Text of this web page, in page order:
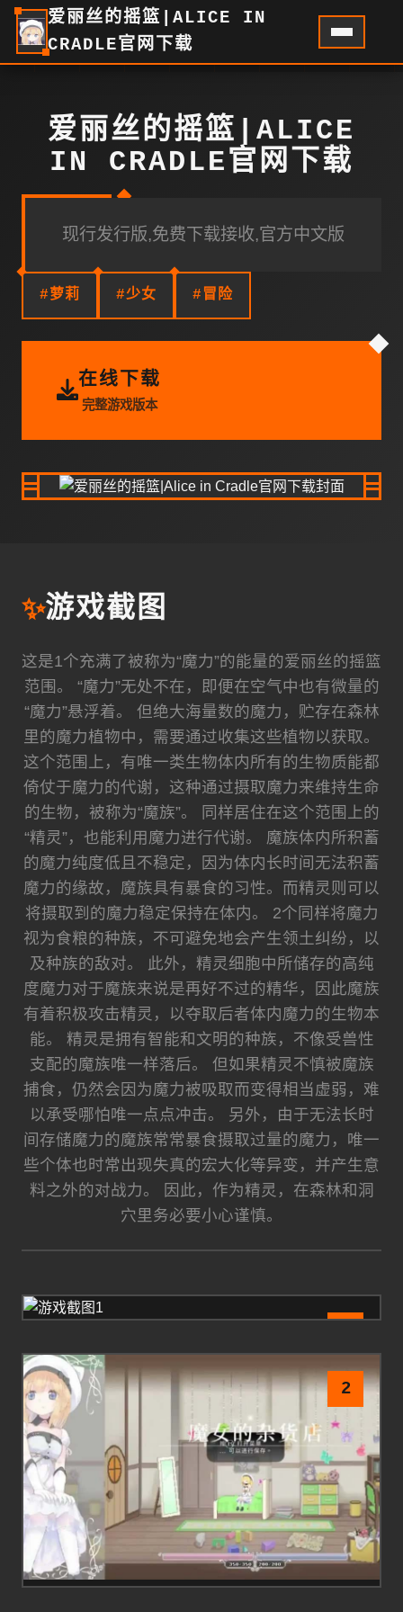
爱丽丝的摇篮|ALICE IN
CRADLE官网下载
爱丽丝的摇篮|ALICE
IN CRADLE官网下载
现行发行版,免费下载接收,官方中文版
#萝莉 #少女 #冒险
在线下载
完整游戏版本
✨游戏截图
这是1个充满了被称为“魔力”的能量的爱丽丝的摇篮
范围。 “魔力”无处不在，即便在空气中也有微量的
“魔力”悬浮着。 但绝大海量数的魔力，贮存在森林
里的魔力植物中，需要通过收集这些植物以获取。
这个范围上，有唯一类生物体内所有的生物质能都
倚仗于魔力的代谢，这种通过摄取魔力来维持生命
的生物，被称为“魔族”。 同样居住在这个范围上的
“精灵”，也能利用魔力进行代谢。 魔族体内所积蓄
的魔力纯度低且不稳定，因为体内长时间无法积蓄
魔力的缘故，魔族具有暴食的习性。而精灵则可以
将摄取到的魔力稳定保持在体内。 2个同样将魔力
视为食粮的种族，不可避免地会产生领土纠纷，以
及种族的敌对。 此外，精灵细胞中所储存的高纯
度魔力对于魔族来说是再好不过的精华，因此魔族
有着积极攻击精灵，以夺取后者体内魔力的生物本
能。 精灵是拥有智能和文明的种族，不像受兽性
支配的魔族唯一样落后。 但如果精灵不慎被魔族
捕食，仍然会因为魔力被吸取而变得相当虚弱，难
以承受哪怕唯一点点冲击。 另外，由于无法长时
间存储魔力的魔族常常暴食摄取过量的魔力，唯一
些个体也时常出现失真的宏大化等异变，并产生意
料之外的对战力。 因此，作为精灵，在森林和洞
穴里务必要小心谨慎。
2